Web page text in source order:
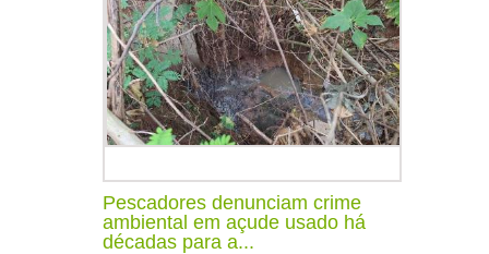
Pescadores denunciam crime
ambiental em açude usado há
décadas para a...